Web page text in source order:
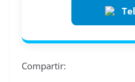
Compartir: